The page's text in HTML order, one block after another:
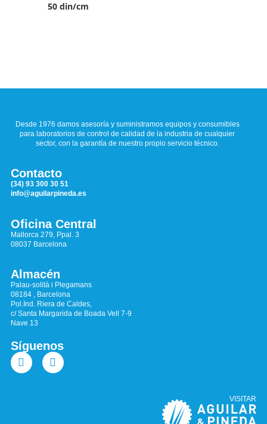
50 din/cm
Desde 1976 damos asesoría y suministramos equipos y consumibles
para laboratorios de control de calidad de la industria de cualquier
sector, con la garantía de nuestro propio servicio técnico.
Contacto
(34) 93 300 30 51
info@aguilarpineda.es
Oficina Central
Mallorca 279, Ppal. 3
08037 Barcelona
Almacén
Palau-solità i Plegamans
08184 , Barcelona
Pol.Ind. Riera de Caldes,
c/ Santa Margarida de Boada Vell 7-9
Nave 13
Síguenos
VISITAR